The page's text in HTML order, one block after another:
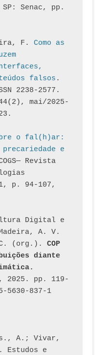
Senac, pp.
F. Como as
falsos
2238-2577.
mai/2025-
o fal(h)ar:
e
Revista
p. 94-107,
Digital e
A. V.
(org.). COP
diante
2025. pp. 119-
5630-837-1
A.; Vivar,
e